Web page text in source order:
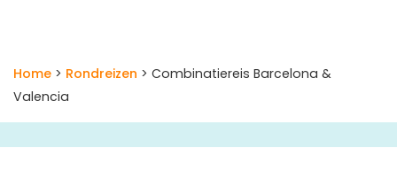
Home > Rondreizen > Combinatiereis Barcelona &
Valencia